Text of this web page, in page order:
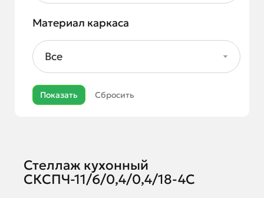
Материал каркаса
Все
Стеллаж кухонный
СКСПЧ-11/6/0,4/0,4/18-4С